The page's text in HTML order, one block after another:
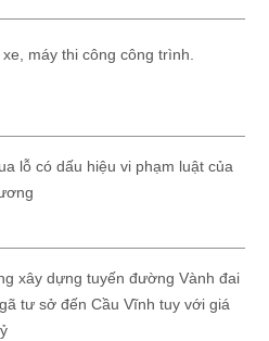
máy thi công công trình.
lỗ có dấu hiệu vi phạm luật của
xây dựng tuyến đường Vành đai
tư sở đến Cầu Vĩnh tuy với giá